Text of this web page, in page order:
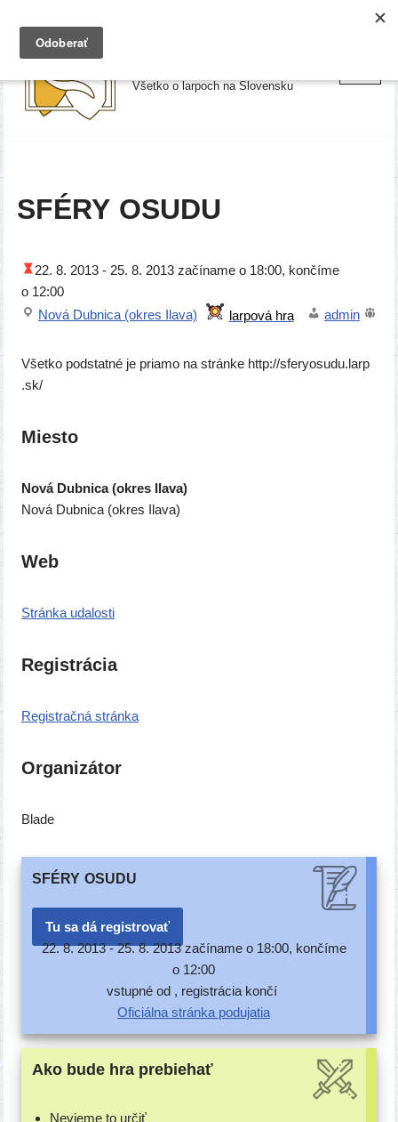
Preskočiť
Všetko o larpoch na Slovensku
SFÉRY OSUDU
22. 8. 2013 -25. 8. 2013 začí­na­me o 18:00, kon­čí­me
o 12:00
Nová Dubnica (okres Ilava)
admin
Všetko pod­stat­né je pria­mo na strán­ke http://​sfe​ry​o​su​du​.larp​
.sk/
Miesto
Nová Dubnica (okres Ilava)
Nová Dubnica (okres Ilava)
Web
Stránka uda­los­ti
Registrácia
Registračná strán­ka
Organizátor
Blade
SFÉRY OSUDU
Tu sa dá registrovať
22. 8. 2013 -25. 8. 2013 začí­na­me o 18:00, kon­čí­me
o 12:00
vstup­né od , regis­trá­cia končí
Oficiálna strán­ka podujatia
Ako bude hra prebiehať
Nevieme to určiť